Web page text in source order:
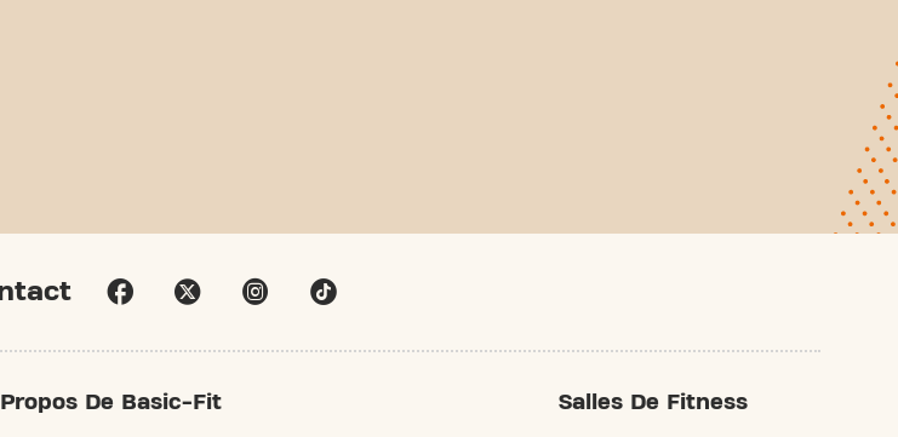
De Basic-Fit Salles De Fitness